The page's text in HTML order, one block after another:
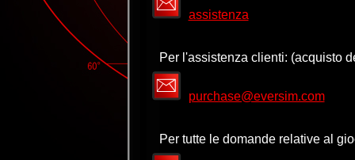
assistenza
Per l'assistenza clienti: (acquisto
purchase@eversim.com
Per tutte le domande relative al